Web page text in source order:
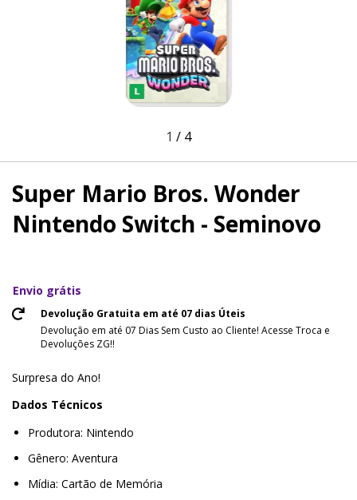
1 / 4
Super Mario Bros. Wonder
Nintendo Switch - Seminovo
Envio grátis
Devolução Gratuita em até 07 dias Úteis
Devolução em até 07 Dias Sem Custo ao Cliente! Acesse Troca e
Devoluções ZG!!
Surpresa do Ano!
Dados Técnicos
Produtora: Nintendo
Gênero: Aventura
Mídia: Cartão de Memória